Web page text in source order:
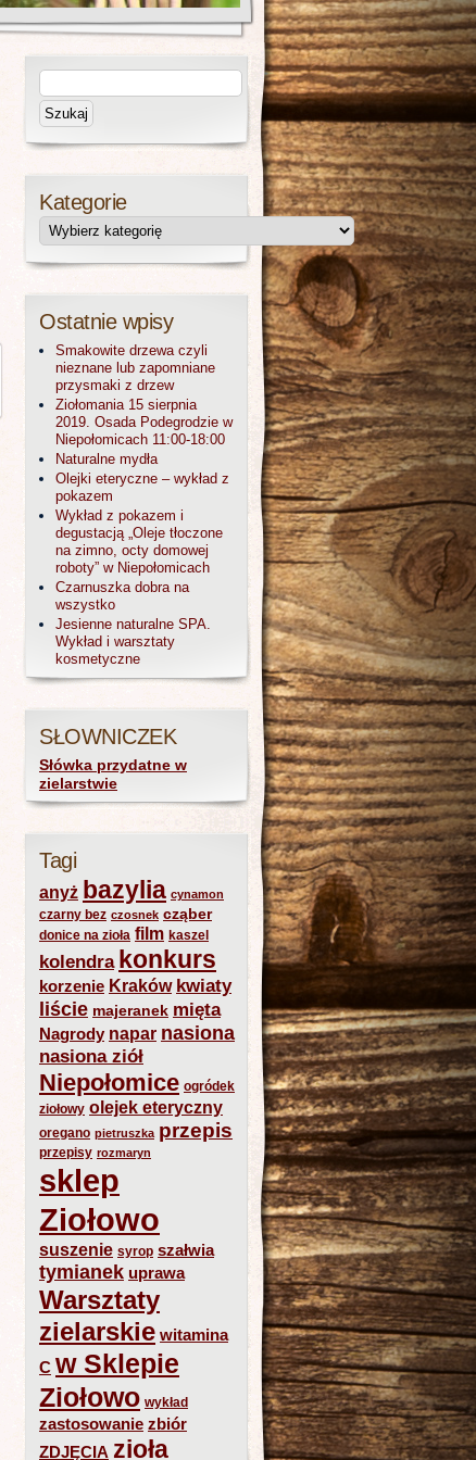
Kategorie
Ostatnie wpisy
Smakowite drzewa czyli
nieznane lub zapomniane
przysmaki z drzew
Ziołomania 15 sierpnia
2019. Osada Podegrodzie w
Niepołomicach 11:00-18:00
Naturalne mydła
Olejki eteryczne – wykład z
pokazem
Wykład z pokazem i
degustacją „Oleje tłoczone
na zimno, octy domowej
roboty” w Niepołomicach
Czarnuszka dobra na
wszystko
Jesienne naturalne SPA.
Wykład i warsztaty
kosmetyczne
SŁOWNICZEK
Słówka przydatne w
zielarstwie
Tagi
anyż bazylia cynamon
czarny bez czosnek cząber
donice na zioła film kaszel
kolendra konkurs
korzenie Kraków kwiaty
liście majeranek mięta
Nagrody napar nasiona
nasiona ziół
Niepołomice ogródek
ziołowy olejek eteryczny
oregano pietruszka przepis
przepisy rozmaryn
sklep
Ziołowo
suszenie syrop szałwia
tymianek uprawa
Warsztaty
zielarskie witamina
C w Sklepie
Ziołowo wykład
zastosowanie zbiór
ZDJĘCIA zioła